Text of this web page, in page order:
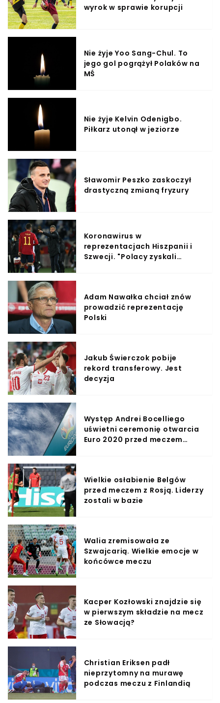
wyrok w sprawie korupcji
Nie żyje Yoo Sang-Chul. To
jego gol pogrążył Polaków na
MŚ
Nie żyje Kelvin Odenigbo.
Piłkarz utonął w jeziorze
Sławomir Peszko zaskoczył
drastyczną zmianą fryzury
Koronawirus w
reprezentacjach Hiszpanii i
Szwecji. "Polacy zyskali
Adam Nawałka chciał znów
prowadzić reprezentację
Polski
Jakub Świerczok pobije
rekord transferowy. Jest
decyzja
Występ Andrei Bocelliego
uświetni ceremonię otwarcia
Euro 2020 przed meczem
Wielkie osłabienie Belgów
przed meczem z Rosją. Liderzy
zostali w bazie
Walia zremisowała ze
Szwajcarią. Wielkie emocje w
końcówce meczu
Kacper Kozłowski znajdzie się
w pierwszym składzie na mecz
ze Słowacją?
Christian Eriksen padł
nieprzytomny na murawę
podczas meczu z Finlandią